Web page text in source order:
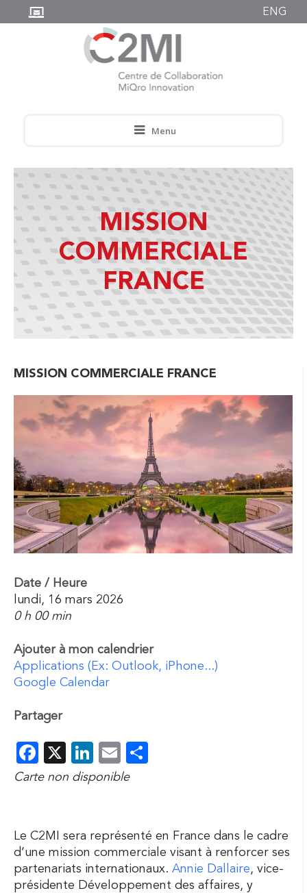
ENG
Menu
MISSION
COMMERCIALE
FRANCE
MISSION COMMERCIALE FRANCE
Date / Heure
lundi, 16 mars 2026
0 h 00 min
Ajouter à mon calendrier
Applications (Ex: Outlook, iPhone...)
Google Calendar
Partager
Facebook
X LinkedIn
Email
Carte non disponible
Le C2MI sera représenté en France dans le cadre
d’une mission commerciale visant à renforcer ses
partenariats internationaux. Annie Dallaire, vice-
présidente Développement des affaires, y